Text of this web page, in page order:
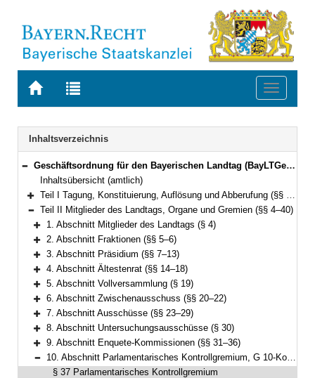
Zur
BAYERN.RECHT
Zur
letzten
Suche
Toggle
Navigation
Inhaltsverzeichnis
Bereich reduzieren
Geschäftsordnung für den Bayerischen Landtag (BayLTGeschO) in der Fassung der Bekanntmachung vom 14. August 2009 (GVBl. S. 420) BayRS 1100-3-I (§§ 1–195)
Inhaltsübersicht (amtlich)
Bereich erweitern
Teil I Tagung, Konstituierung, Auflösung und Abberufung (§§ 1–3)
Bereich reduzieren
Teil II Mitglieder des Landtags, Organe und Gremien (§§ 4–40)
Bereich erweitern
1. Abschnitt Mitglieder des Landtags (§ 4)
Bereich erweitern
2. Abschnitt Fraktionen (§§ 5–6)
Bereich erweitern
3. Abschnitt Präsidium (§§ 7–13)
Bereich erweitern
4. Abschnitt Ältestenrat (§§ 14–18)
Bereich erweitern
5. Abschnitt Vollversammlung (§ 19)
Bereich erweitern
6. Abschnitt Zwischenausschuss (§§ 20–22)
Bereich erweitern
7. Abschnitt Ausschüsse (§§ 23–29)
Bereich erweitern
8. Abschnitt Untersuchungsausschüsse (§ 30)
Bereich erweitern
9. Abschnitt Enquete-Kommissionen (§§ 31–36)
Bereich reduzieren
10. Abschnitt Parlamentarisches Kontrollgremium, G 10-Kommission (§§ 37–37a)
§ 37 Parlamentarisches Kontrollgremium